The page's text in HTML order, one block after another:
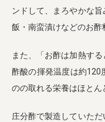
ンドして、まろやかな
飯・南蛮漬けなどのお酢
また、「お酢は加熱する
酢酸の揮発温度は約120
のの取れる栄養はほとん
庄分酢で製造していた